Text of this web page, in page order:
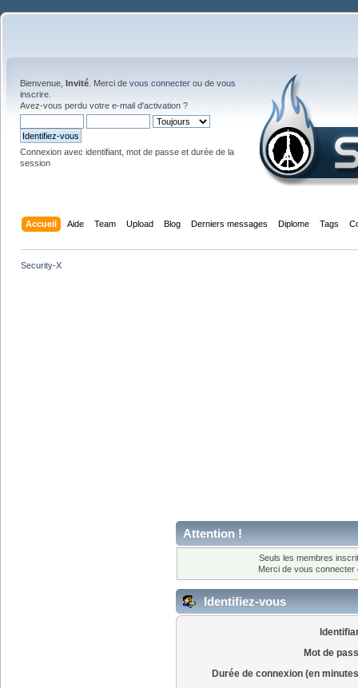
Bienvenue, Invité . Merci de vous connecter ou de vous
inscrire
Avez-vous perdu votre e-mail d'activation ?
Connexion avec identifiant, mot de passe et durée de la
session
Accueil Aide Team Upload Blog Derniers messages Diplome Tags
Security-X
Attention !
Seuls les membres
Merci de vous
Identifiez-vous
Mot de
Durée de connexion (en